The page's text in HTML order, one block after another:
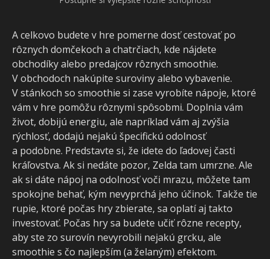
A celkovo budete v hre pomerne dosť cestovať po
rôznych domčekoch a chatrčiach, kde nájdete
obchodíky alebo predajcov rôznych smoothie.
V obchodoch nakúpite suroviny alebo vybavenie.
V stánkoch so smoothie si zase vyrobíte nápoje, ktoré
vám v hre pomôžu rôznymi spôsobmi. Doplnia vám
život, dobijú energiu, ale napríklad vám aj zvýšia
rýchlosť, dodajú nejakú špecifickú odolnosť
a podobne. Predstavte si, že idete do ľadovej časti
kráľovstva. Ak si nedáte pozor, Zelda tam umrzne. Ale
ak si dáte nápoj na odolnosť voči mrazu, môžete tam
spokojne behať, kým nevyprchá jeho účinok. Takže tie
rupie, ktoré počas hry zbierate, sa oplatí aj takto
investovať. Počas hry sa budete učiť rôzne recepty,
aby ste zo surovín nevyrobili nejakú grcku, ale
smoothie s čo najlepším (a želaným) efektom.